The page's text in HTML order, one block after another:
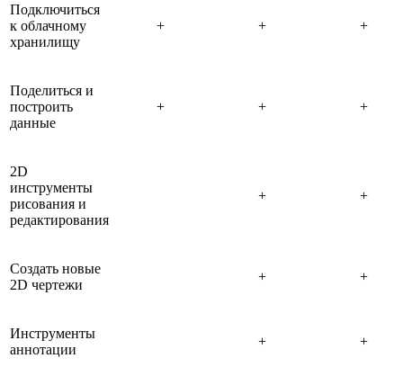
Подключиться
к облачному
хранилищу
+ + +
Поделиться и
построить
данные
+ + +
2D
инструменты
рисования и
редактирования
+ +
Создать новые
2D чертежи
+ +
Инструменты
аннотации
+ +